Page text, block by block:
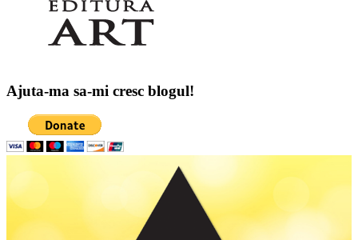
Ajuta-ma sa-mi cresc blogul!